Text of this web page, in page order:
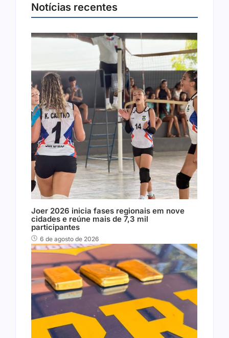
Notícias recentes
Joer 2026 inicia fases regionais em nove
cidades e reúne mais de 7,3 mil
participantes
6 de agosto de 2026